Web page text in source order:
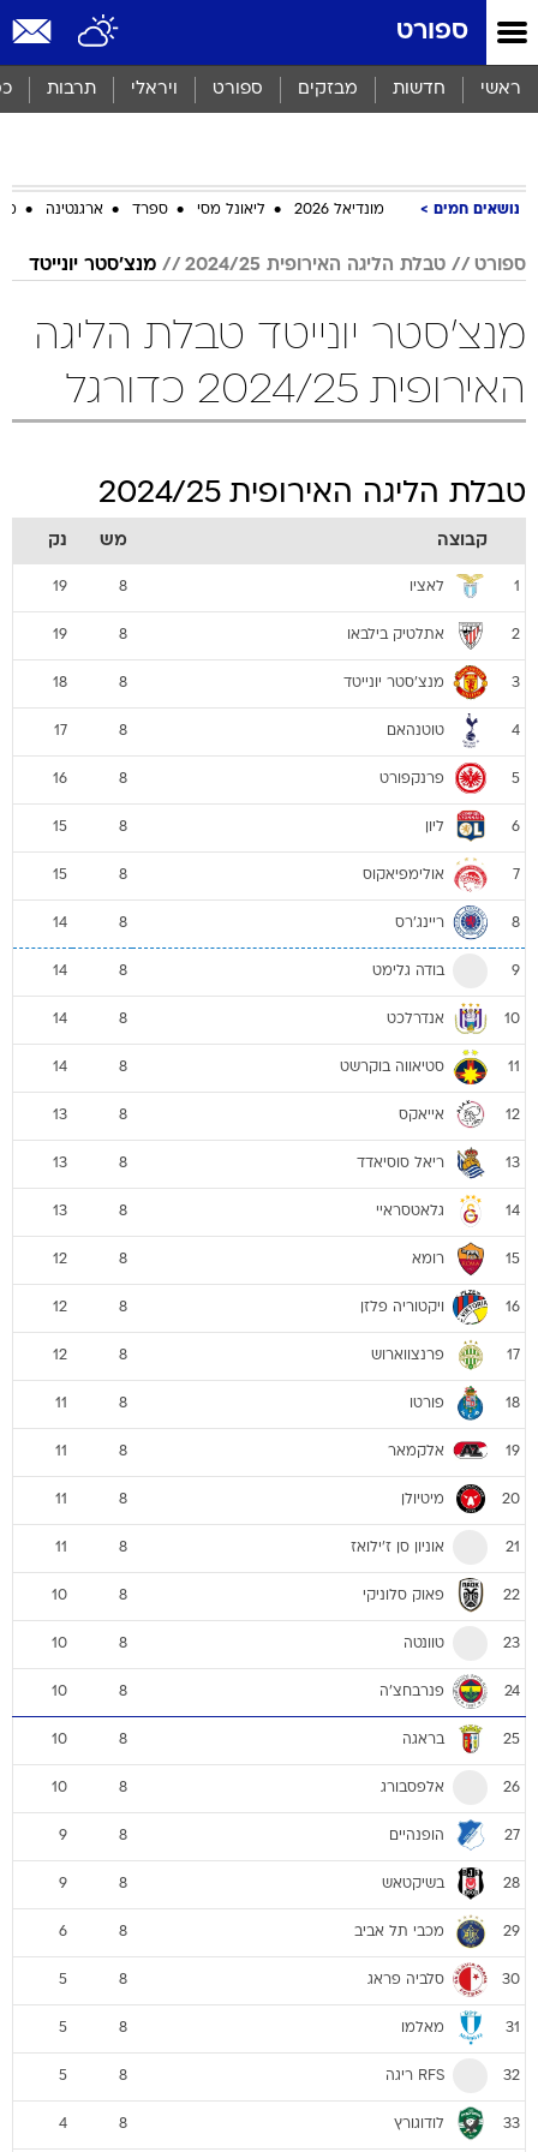
ספורט
ראשי חדשות מבזקים ספורט ויראלי תרבות
נושאים חמים מונדיאל 2026 ליאונל מסי ספרד ארגנטינה
ספורט טבלת הליגה האירופית 2024/25 מנצ'סטר יונייטד
מנצ'סטר יונייטד טבלת הליגה
האירופית 2024/25 כדורגל
טבלת הליגה האירופית 2024/25
קבוצה מש נק
1 לאציו 8
19
2 אתלטיק בילבאו 8
19
3 מנצ'סטר יונייטד 8
18
4 טוטנהאם 8
17
5 פרנקפורט 8
16
6 ליון 8
15
7 אולימפיאקוס 8
15
8 ריינג'רס 8
14
9 בודה גלימט 8
14
10 אנדרלכט 8
14
11 סטיאווה בוקרשט 8
14
12 אייאקס 8
13
13 ריאל סוסיאדד 8
13
14 גלאטסראיי 8
13
15 רומא 8
12
16 ויקטוריה פלזן 8
12
17 פרנצווארוש 8
12
18 פורטו 8
11
19 אלקמאר 8
11
20 מיטיולן 8
11
21 אוניון סן ז'ילואז 8
11
22 פאוק סלוניקי 8
10
23 טוונטה 8
10
24 פנרבחצ'ה 8
10
25 בראגה 8
10
26 אלפסבורג 8
10
27 הופנהיים 8
9
28 בשיקטאש 8
9
29 מכבי תל אביב 8
6
30 סלביה פראג 8
5
31 מאלמו 8
5
32 RFS ריגה 8
5
33 לודוגורץ 8
4